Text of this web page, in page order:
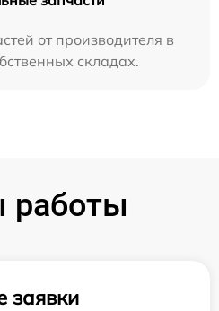
от производителя в
складах.
работы
заявки